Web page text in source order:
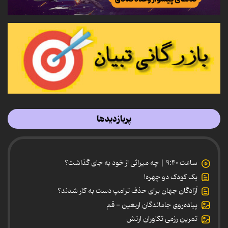
پربازدیدها
ساعت ۹:۴۰ | چه میراثی از خود به جای گذاشت؟
یک کودک دو چهره!
آزادگان جهان برای حذف ترامپ دست به کار شدند؟
پیاده‌روی جاماندگان اربعین - قم
تمرین رزمی تکاوران ارتش